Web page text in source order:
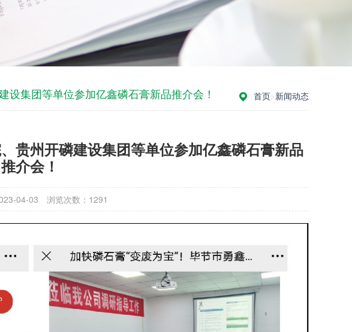
首页>新闻动态
集团等单位参加亿鑫磷石膏新品推介会！
贵州开磷建设集团等单位参加亿鑫磷石膏新品
推介会！
04-03 浏览次数： 1291